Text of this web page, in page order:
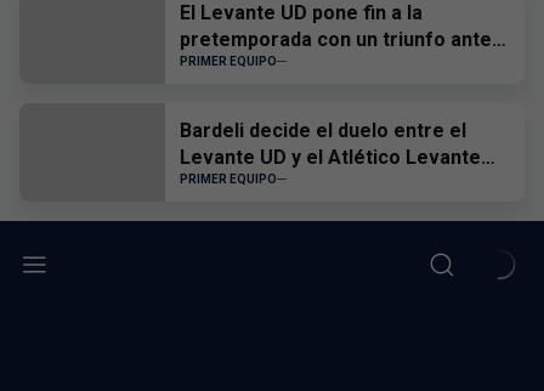
El Levante UD pone fin a la
pretemporada con un triunfo ante
el CD Castellón
PRIMER EQUIPO
Bardeli decide el duelo entre el
Levante UD y el Atlético Levante
UD
PRIMER EQUIPO